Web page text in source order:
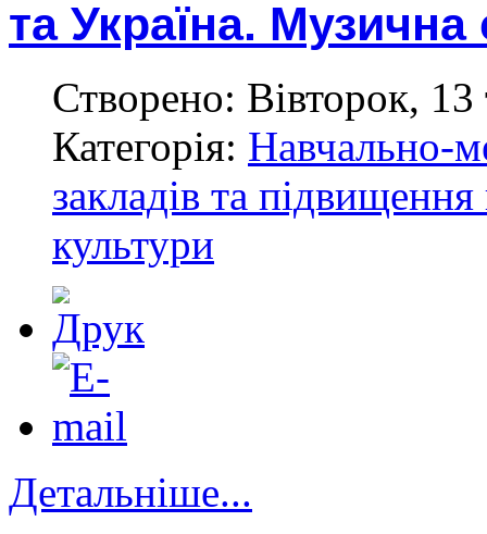
та Україна.
Створено: Вівторок,
Категорія: Навчально-
закладів та підвищення
культури
Детальніше...